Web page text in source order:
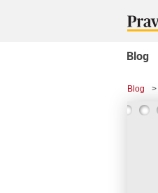
Blog
Blog >